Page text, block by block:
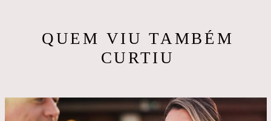
QUEM VIU TAMBÉM
CURTIU